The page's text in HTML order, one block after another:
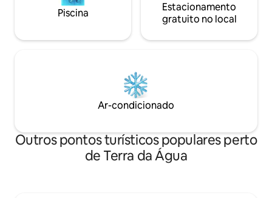
Piscina
Estacionamento
gratuito no local
Ar-condicionado
Outros pontos turísticos populares perto
de Terra da Água